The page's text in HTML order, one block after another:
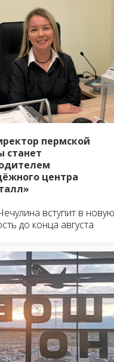
пермской
станет
центра
вступит в новую
до конца августа